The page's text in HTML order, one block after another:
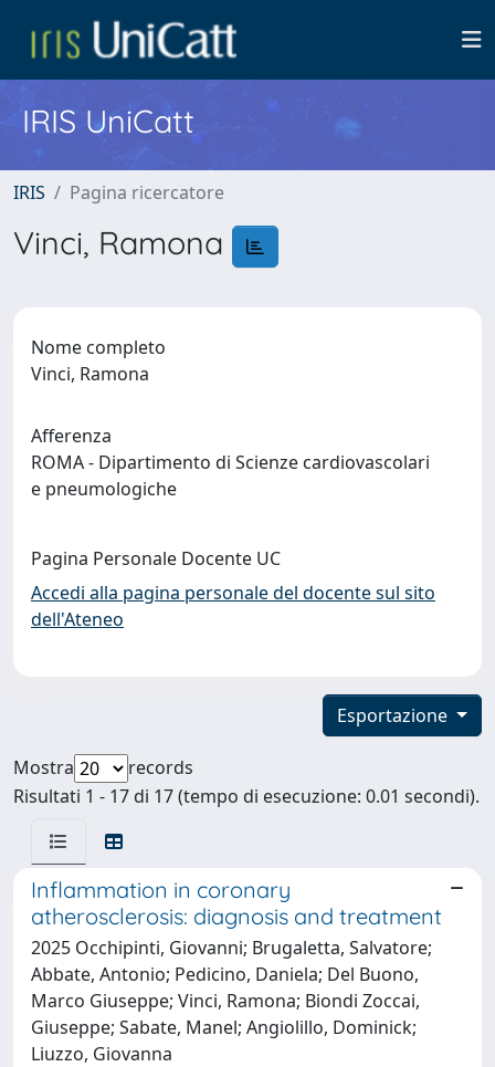
IRIS UniCatt
IRIS Pagina ricercatore
Vinci, Ramona
Nome completo
Vinci, Ramona
Afferenza
ROMA - Dipartimento di Scienze cardiovascolari
e pneumologiche
Pagina Personale Docente UC
Accedi alla pagina personale del docente sul sito
dell'Ateneo
Esportazione
Mostra
records
Risultati 1 - 17 di 17 (tempo di esecuzione: 0.01 secondi).
Inflammation in coronary
atherosclerosis: diagnosis and treatment
2025 Occhipinti, Giovanni; Brugaletta, Salvatore;
Abbate, Antonio; Pedicino, Daniela; Del Buono,
Marco Giuseppe; Vinci, Ramona; Biondi Zoccai,
Giuseppe; Sabate, Manel; Angiolillo, Dominick;
Liuzzo, Giovanna